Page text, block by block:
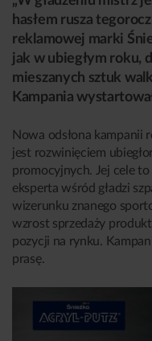
hasłem rusza
reklamowej marki
jak w ubiegłym roku,
mieszanych sztuk
Kampania
Nowa odsłona kampanii
jest rozwinięciem
promocyjnych. Jej cele
eksperta wśród gładzi
wizerunku znanego
wzrost sprzedaży
pozycji na rynku.
prasę.